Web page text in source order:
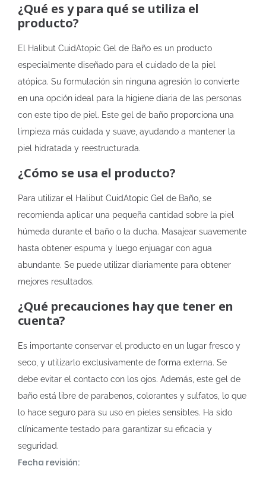
¿Qué es y para qué se utiliza el
producto?
El Halibut CuidAtopic Gel de Baño es un producto
especialmente diseñado para el cuidado de la piel
atópica. Su formulación sin ninguna agresión lo convierte
en una opción ideal para la higiene diaria de las personas
con este tipo de piel. Este gel de baño proporciona una
limpieza más cuidada y suave, ayudando a mantener la
piel hidratada y reestructurada.
¿Cómo se usa el producto?
Para utilizar el Halibut CuidAtopic Gel de Baño, se
recomienda aplicar una pequeña cantidad sobre la piel
húmeda durante el baño o la ducha. Masajear suavemente
hasta obtener espuma y luego enjuagar con agua
abundante. Se puede utilizar diariamente para obtener
mejores resultados.
¿Qué precauciones hay que tener en
cuenta?
Es importante conservar el producto en un lugar fresco y
seco, y utilizarlo exclusivamente de forma externa. Se
debe evitar el contacto con los ojos. Además, este gel de
baño está libre de parabenos, colorantes y sulfatos, lo que
lo hace seguro para su uso en pieles sensibles. Ha sido
clínicamente testado para garantizar su eficacia y
seguridad.
Fecha revisión: